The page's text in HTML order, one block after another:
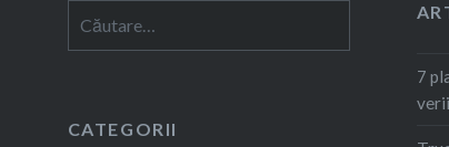
după:
7
CATEGORII